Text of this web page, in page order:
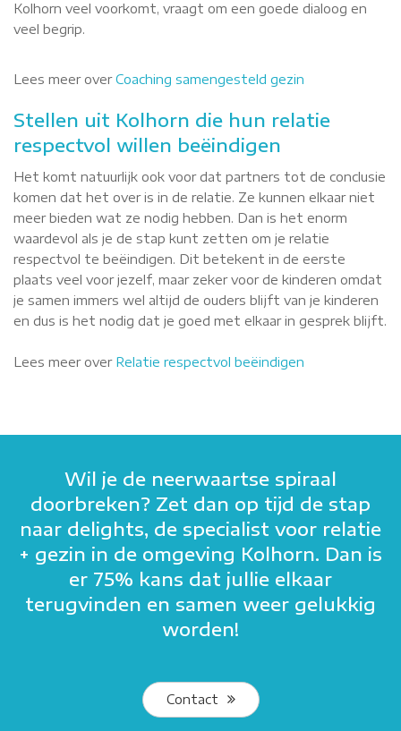
Kolhorn veel voorkomt, vraagt om een goede dialoog en
veel begrip.
Lees meer overCoaching samengesteld gezin
Stellen uit Kolhorn die hun relatie
respectvol willen beëindigen
Het komt natuurlijk ook voor dat partners tot de conclusie
komen dat het over is in de relatie. Ze kunnen elkaar niet
meer bieden wat ze nodig hebben. Dan is het enorm
waardevol als je de stap kunt zetten om je relatie
respectvol te beëindigen. Dit betekent in de eerste
plaats veel voor jezelf, maar zeker voor de kinderen omdat
je samen immers wel altijd de ouders blijft van je kinderen
en dus is het nodig dat je goed met elkaar in gesprek blijft.
Lees meer over Relatie respectvol beëindigen
Wil je de neerwaartse spiraal
doorbreken? Zet dan op tijd de stap
naar delights, de specialist voor relatie
+ gezin in de omgeving Kolhorn. Dan is
er 75% kans dat jullie elkaar
terugvinden en samen weer gelukkig
worden!
Contact